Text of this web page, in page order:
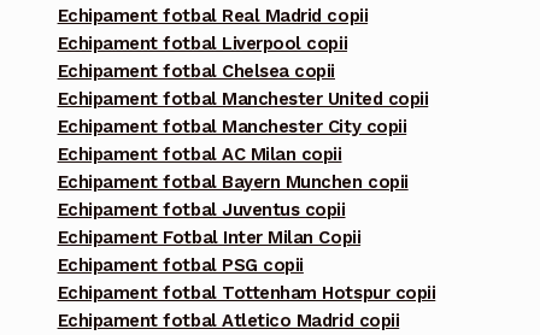
Echipament fotbal Real Madrid copii
Echipament fotbal Liverpool copii
Echipament fotbal Chelsea copii
Echipament fotbal Manchester United copii
Echipament fotbal Manchester City copii
Echipament fotbal AC Milan copii
Echipament fotbal Bayern Munchen copii
Echipament fotbal Juventus copii
Echipament Fotbal Inter Milan Copii
Echipament fotbal PSG copii
Echipament fotbal Tottenham Hotspur copii
Echipament fotbal Atletico Madrid copii